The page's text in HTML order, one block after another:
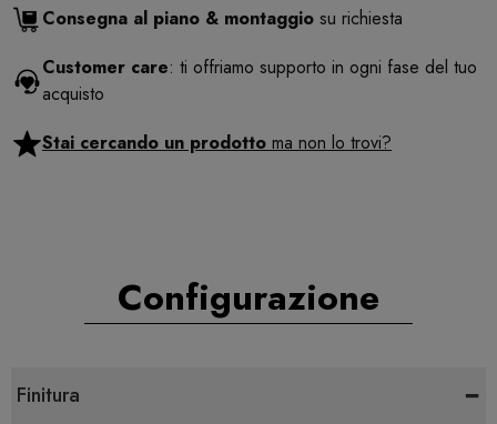
Consegna al piano & montaggio su richiesta
Customer care: ti offriamo supporto in ogni fase del tuo
acquisto
Stai cercando un prodotto ma non lo trovi?
Configurazione
Finitura -